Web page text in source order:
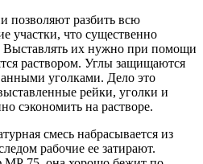
позволяют разбить всю
участки, что существенно
Выставлять их нужно при помощи
раствором. Углы защищаются
уголками. Дело это
рейки, уголки и
сэкономить на растворе.
смесь набрасывается из
рабочие ее затирают.